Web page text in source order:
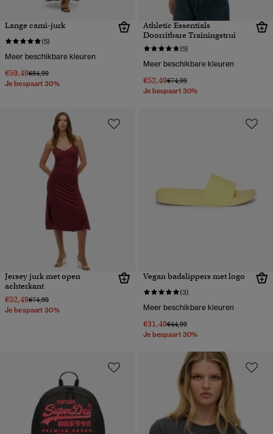
Lange cami-jurk
(5)
Meer beschikbare kleuren
€59,49Prijs verlaagd van
€84,99naar
Je bespaart 30%
Athletic Essentials
Doorritbare Trainingstrui
(5)
Meer beschikbare kleuren
€52,49Prijs verlaagd van
€74,99naar
Je bespaart 30%
Jersey jurk met open
achterkant
€52,49Prijs verlaagd van
€74,99naar
Je bespaart 30%
Vegan badslippers met logo
(3)
Meer beschikbare kleuren
€31,49Prijs verlaagd van
€44,99naar
Je bespaart 30%